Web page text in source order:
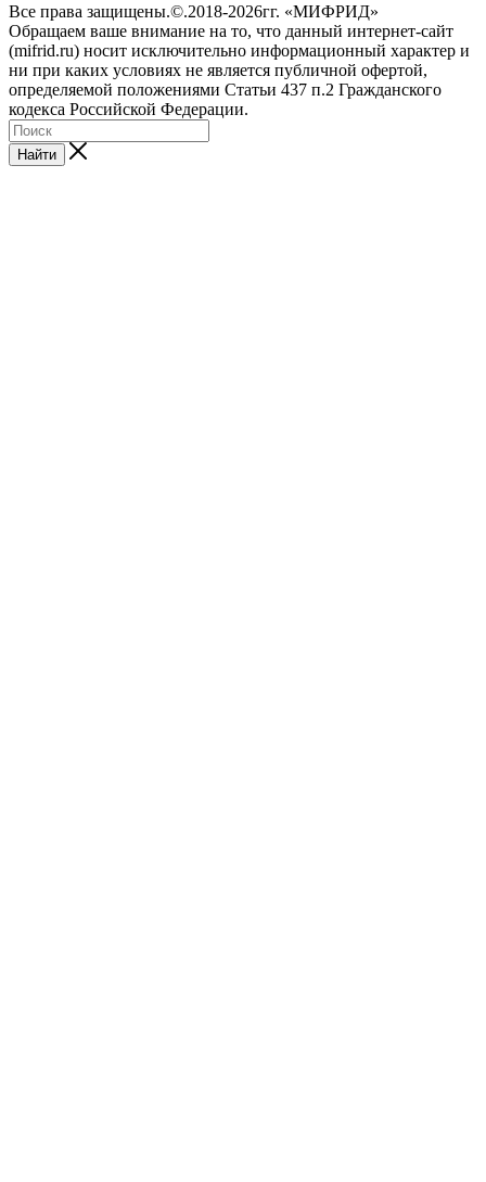
Все права защищены.©.2018-2026гг. «МИФРИД»
Обращаем ваше внимание на то, что данный интернет-сайт
(mifrid.ru) носит исключительно информационный характер и
ни при каких условиях не является публичной офертой,
определяемой положениями Статьи 437 п.2 Гражданского
кодекса Российской Федерации.
Найти